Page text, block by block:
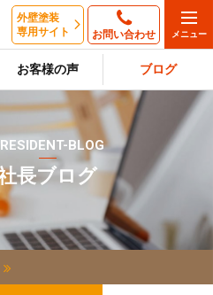
外壁塗装
専用サイト
お問い合わせ
お客様の声 ブログ
BLOG
長ブログ